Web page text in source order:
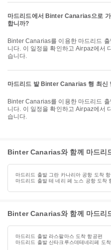
마드리드에서 Binter Canarias으로
합니까?
Binter Canarias를 이용한 마드리드 출발 가장 이른 항공편은 07:00에 출발합
니다. 이 일정을 확인하고 Airpaz에서
습니다.
마드리드 발 Binter Canarias 행 최신
Binter Canarias를 이용한 마드리드 출발 가장 늦은 항공편은 20:35에 출발합
니다. 이 일정을 확인하고 Airpaz에서
습니다.
Binter Canarias와 함께 마드리
마드리드 출발 그란 카나리아 공항 도착 항
마드리드 출발 테 네리 페 노스 공항 도착
Binter Canarias와 함께 마드리
마드리드 출발 라스팔마스 도착 항공편
마드리드 출발 산타크루스데테네리페 도